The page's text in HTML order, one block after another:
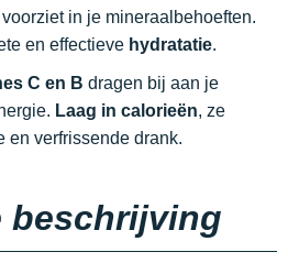
voorziet in je mineraalbehoeften.
en effectieve hydratatie.
C en B dragen bij aan je
Laag in calorieën, ze
en verfrissende drank.
beschrijving